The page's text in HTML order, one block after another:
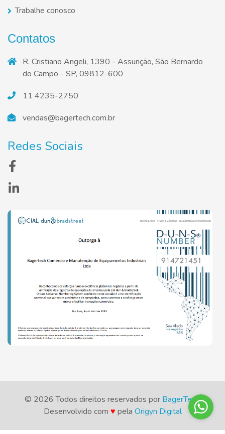
Trabalhe conosco
Contatos
R. Cristiano Angeli, 1390 - Assunção, São Bernardo
do Campo - SP, 09812-600
11 4235-2750
vendas@bagertech.com.br
Redes Sociais
© 2026 Todos direitos reservados por BagerTech.
Desenvolvido com ♥ pela Origyn Digital